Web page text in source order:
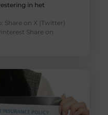
in het
Share on X (Twitter)
Share on